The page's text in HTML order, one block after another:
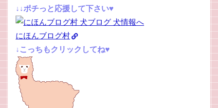
↓↓ポチっと応援して下さい♥
にほんブログ村
↓こっちもクリックしてね♥